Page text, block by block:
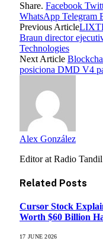
Share. Facebook
WhatsApp Telegram
Previous Article
Braun director
Technologies
Next Article
posiciona DMD V4
Alex González
Editor at Radio
Related Posts
Cursor Stock
Worth $60 Billion
17 JUNE 2026